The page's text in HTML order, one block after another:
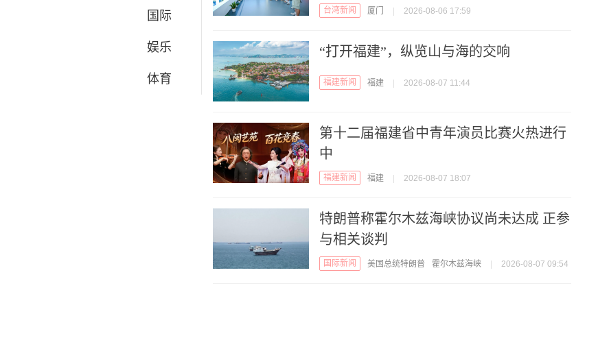
国际
娱乐
体育
台湾新闻 厦门 2026-08-06 17:59
“打开福建”，纵览山与海的交响
福建新闻 福建 2026-08-07 11:44
第十二届福建省中青年演员比赛火热进行
中
福建新闻 福建 2026-08-07 18:07
特朗普称霍尔木兹海峡协议尚未达成 正参
与相关谈判
国际新闻 美国总统特朗普 霍尔木兹海峡 2026-08-07 09:54